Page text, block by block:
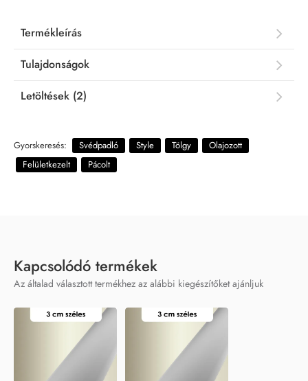
Termékleírás
Tulajdonságok
Letöltések (2)
Gyorskeresés: Svédpadló Style Tölgy
Olajozott
Felületkezelt
Pácolt
Kapcsolódó termékek
Az általad választott termékhez az alábbi kiegészítőket ajánljuk